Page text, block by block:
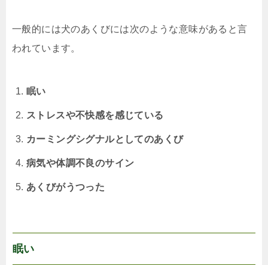
一般的には犬のあくびには次のような意味があると言
われています。
眠い
ストレスや不快感を感じている
カーミングシグナルとしてのあくび
病気や体調不良のサイン
あくびがうつった
眠い